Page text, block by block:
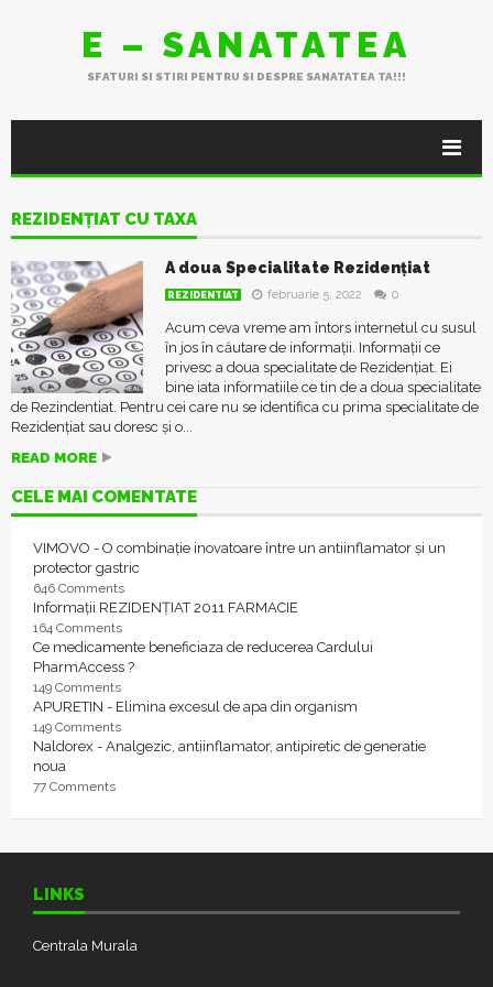
E – SANATATEA
SFATURI SI STIRI PENTRU SI DESPRE SANATATEA TA!!!
REZIDENȚIAT CU TAXA
A doua Specialitate Rezidențiat
REZIDENTIAT februarie 5, 2022 0
Acum ceva vreme am întors internetul cu susul
în jos în căutare de informații. Informații ce
privesc a doua specialitate de Rezidențiat. Ei
bine iata informatiile ce tin de a doua specialitate
de Rezindentiat. Pentru cei care nu se identifica cu prima specialitate de
Rezidențiat sau doresc și o...
READ MORE
CELE MAI COMENTATE
VIMOVO - O combinație inovatoare între un antiinflamator și un
protector gastric
646 Comments
Informații REZIDENȚIAT 2011 FARMACIE
164 Comments
Ce medicamente beneficiaza de reducerea Cardului
PharmAccess ?
149 Comments
APURETIN - Elimina excesul de apa din organism
149 Comments
Naldorex - Analgezic, antiinflamator, antipiretic de generatie
noua
77 Comments
LINKS
Centrala Murala